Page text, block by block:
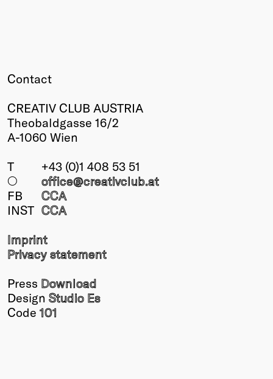
Contact
CREATIV CLUB AUSTRIA
Theobaldgasse 16/2
A-1060 Wien
T
+43 (0)1 408 53 51
○
office@creativclub.at
FB
CCA
INST CCA
Imprint
Privacy statement
Press Download
Design Studio Es
Code 101